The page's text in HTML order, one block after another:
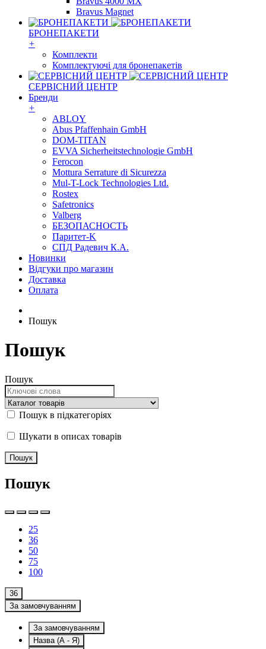
Bravus Magnet
БРОНЕПАКЕТИ
+
Комплекти
Комплектуючі для бронепакетів
СЕРВІСНИЙ ЦЕНТР
Бренди
+
ABLOY
Abus Pfaffenhain GmbH
DOM-TITAN
EVVA Sicherheitstechnologie GmbH
Ferocon
Mottura Serrature di Sicurezza
Mul-T-Lock Technologies Ltd.
Rostex
Safetronics
Valberg
БЕЗОПАСНОСТЬ
Паритет-K
СПД Радевич К.А.
Новинки
Відгуки про магазин
Доставка
Оплата
Пошук
Пошук
Пошук
Пошук в підкатегоріях
Шукати в описах товарів
Пошук
25
36
50
75
100
36
За замовчуванням
За замовчуванням
Назва (А - Я)